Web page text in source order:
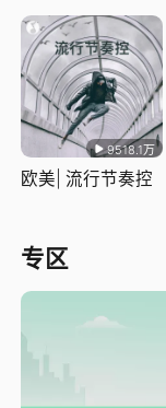
9518.1万
欧美| 流行节奏控
专区